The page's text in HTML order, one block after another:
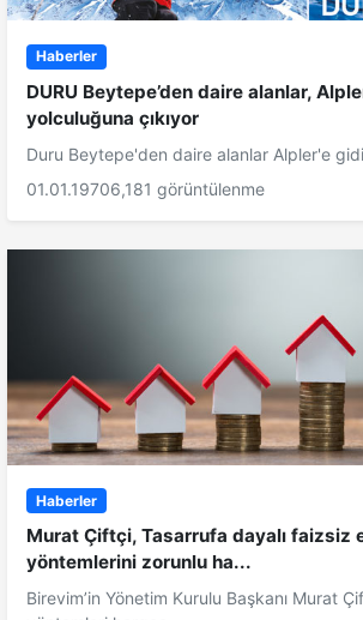
Haberler
DURU Beytepe’den daire alanlar,
yolculuğuna çıkıyor
Duru Beytepe'den daire alanlar Alpler'e
01.01.19706,181 görüntülenme
Haberler
Murat Çiftçi, Tasarrufa dayalı faizsiz
yöntemlerini zorunlu ha...
Birevim’in Yönetim Kurulu Başkanı Murat